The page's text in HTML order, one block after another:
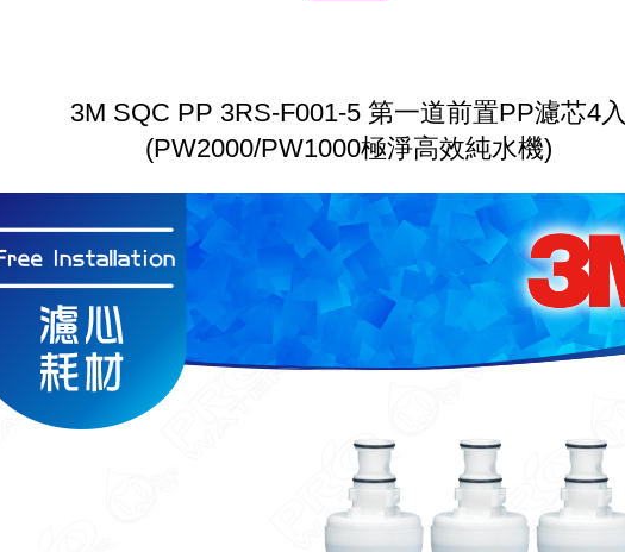
3M SQC PP 3RS-F001-5 第一道前置PP濾芯4入
(PW2000/PW1000極淨高效純水機)